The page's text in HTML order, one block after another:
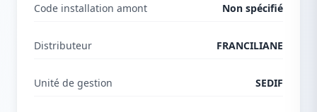
Code installation amont Non spécifié
Distributeur FRANCILIANE
Unité de gestion SEDIF